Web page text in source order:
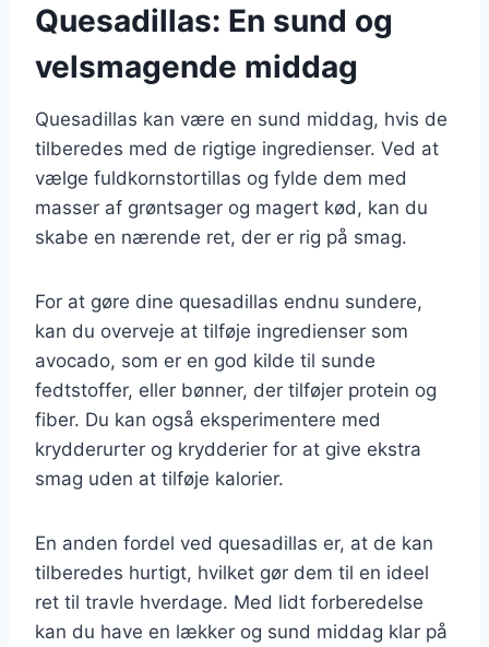
Quesadillas: En sund og
velsmagende middag
Quesadillas kan være en sund middag, hvis de
tilberedes med de rigtige ingredienser. Ved at
vælge fuldkornstortillas og fylde dem med
masser af grøntsager og magert kød, kan du
skabe en nærende ret, der er rig på smag.
For at gøre dine quesadillas endnu sundere,
kan du overveje at tilføje ingredienser som
avocado, som er en god kilde til sunde
fedtstoffer, eller bønner, der tilføjer protein og
fiber. Du kan også eksperimentere med
krydderurter og krydderier for at give ekstra
smag uden at tilføje kalorier.
En anden fordel ved quesadillas er, at de kan
tilberedes hurtigt, hvilket gør dem til en ideel
ret til travle hverdage. Med lidt forberedelse
kan du have en lækker og sund middag klar på